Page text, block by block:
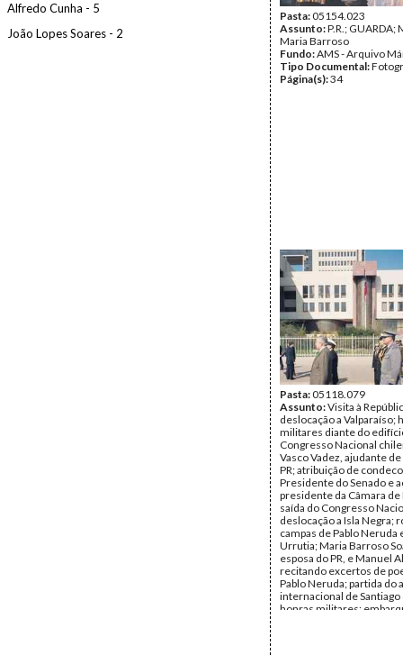
Alfredo Cunha - 5
João Lopes Soares - 2
Pasta:05154.023
Assunto:P.R.; GUARDA;
Maria Barroso
Fundo:AMS - Arquivo
Tipo Documental:
Página(s):34
Pasta:05118.079
Assunto:Visita à
deslocação a Valparaíso;
militares diante do
Congresso Nacional
Vasco Vadez, ajudante
PR; atribuição de
Presidente do Senado e
presidente da Câmara de
saída do Congresso
deslocação a Isla Negra;
campas de Pablo Neruda
Urrutia; Maria Barroso
esposa do PR, e Manuel
recitando excertos de
Pablo Neruda; partida do
internacional de Santiago
honras militares;